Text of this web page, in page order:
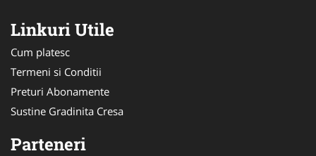
Linkuri Utile
Cum platesc
Termeni si Conditii
Preturi Abonamente
Sustine Gradinita Cresa
Parteneri